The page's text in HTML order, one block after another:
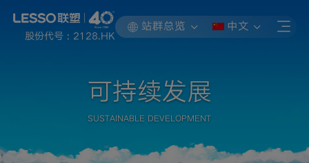
股份代号 : 2128.HK
站群总览 中文
可持续发展
SUSTAINABLE DEVELOPMENT